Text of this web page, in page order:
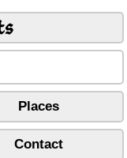
Places
Contact